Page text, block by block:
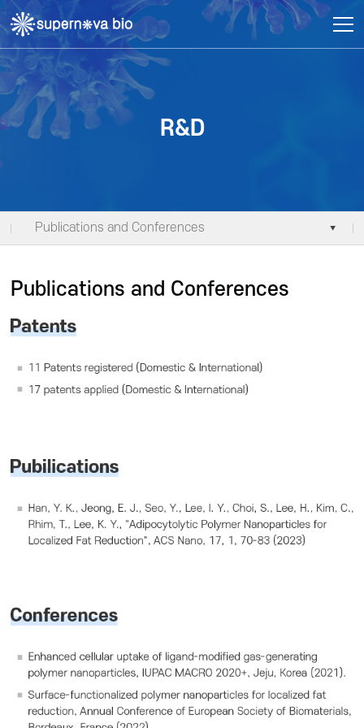
주메뉴 바로가기
컨텐츠 바로가기
R&D
Publications and Conferences
Publications and Conferences